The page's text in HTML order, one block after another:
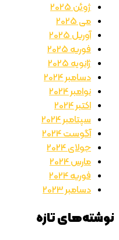
ژوئن 2025
می 2025
آوریل 2025
فوریه 2025
ژانویه 2025
دسامبر 2024
نوامبر 2024
اکتبر 2024
سپتامبر 2024
آگوست 2024
جولای 2024
مارس 2024
فوریه 2024
دسامبر 2023
نوشته‌های تازه